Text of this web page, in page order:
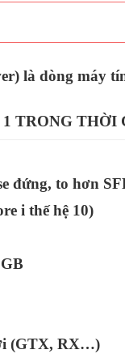
là dòng máy
TRONG THỜI
đứng, to hơn
i thế hệ 10)
(GTX, RX…)